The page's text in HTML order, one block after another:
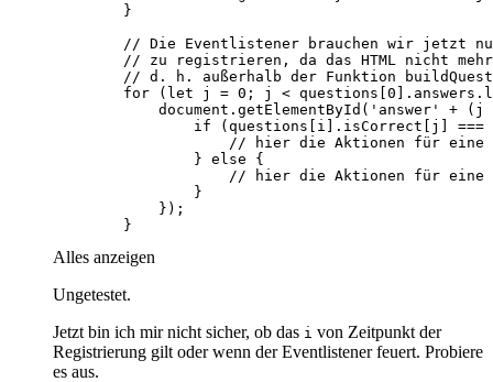
        }
Alles anzeigen
Ungetestet.
Jetzt bin ich mir nicht sicher, ob das i von Zeitpunkt der
Registrierung gilt oder wenn der Eventlistener feuert. Probiere
es aus.